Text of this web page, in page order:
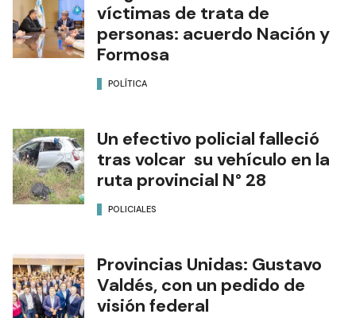
víctimas de trata de
personas: acuerdo Nación y
Formosa
POLÍTICA
Un efectivo policial falleció
tras volcar su vehículo en la
ruta provincial N° 28
POLICIALES
Provincias Unidas: Gustavo
Valdés, con un pedido de
visión federal